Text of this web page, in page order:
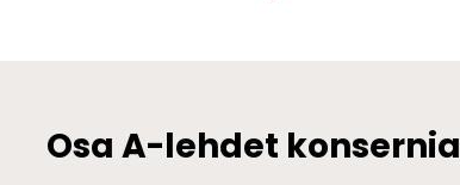
Osa A-lehdet konsernia